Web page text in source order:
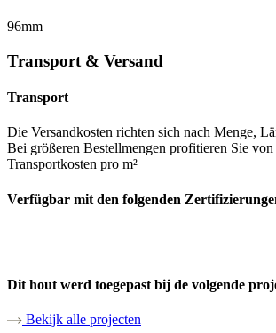
96mm
Transport & Versand
Transport
Die Versandkosten richten sich nach Menge,
Bei größeren Bestellmengen profitieren Sie
Transportkosten pro m²
Verfügbar mit den folgenden
Dit hout werd toegepast bij de volgende
Bekijk alle projecten